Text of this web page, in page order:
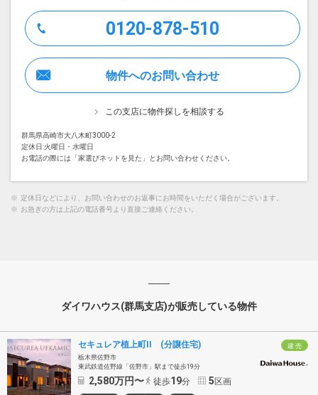
0120-878-510
物件へのお問い合わせ
この支店に物件探しを相談する
群馬県高崎市大八木町3000-2
定休日:火曜日・水曜日
お電話の際には「家選びネットを見た」とお問い合わせください。
※ 定休日などにより、お問い合わせのお返事にお時間をいただく場合がございます。
※ お急ぎの方は上記の電話番号より直接ご連絡ください。
ダイワハウス(群馬支店)が販売している物件
建 売
セキュレア植上町II (分譲住宅)
栃木県佐野市
東武鉄道佐野線「佐野市」駅まで徒歩19分
2,580万円〜 徒歩19分 5 区画